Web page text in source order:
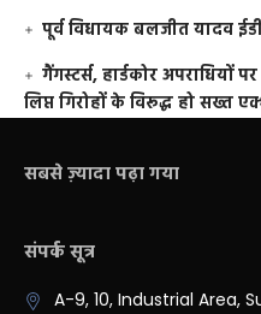
पूर्व विधायक बलजीत यादव
गैंगस्टर्स, हार्डकोर अपराधियों
लिप्त गिरोहों के विरूद्ध हो सख्त
सबसे ज़्यादा पढ़ा गया
संपर्क सूत्र
A-9, 10, Industrial Area,